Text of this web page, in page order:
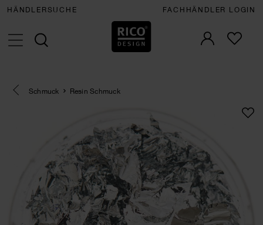
HÄNDLERSUCHE FACHHÄNDLER LOGIN
Eine Kategorie zurück navigieren
Schmuck Resin Schmuck